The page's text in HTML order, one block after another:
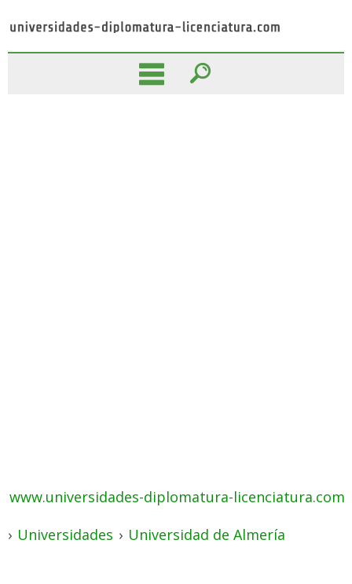
www.universidades-diplomatura-licenciatura.com
› Universidades › Universidad de Almería